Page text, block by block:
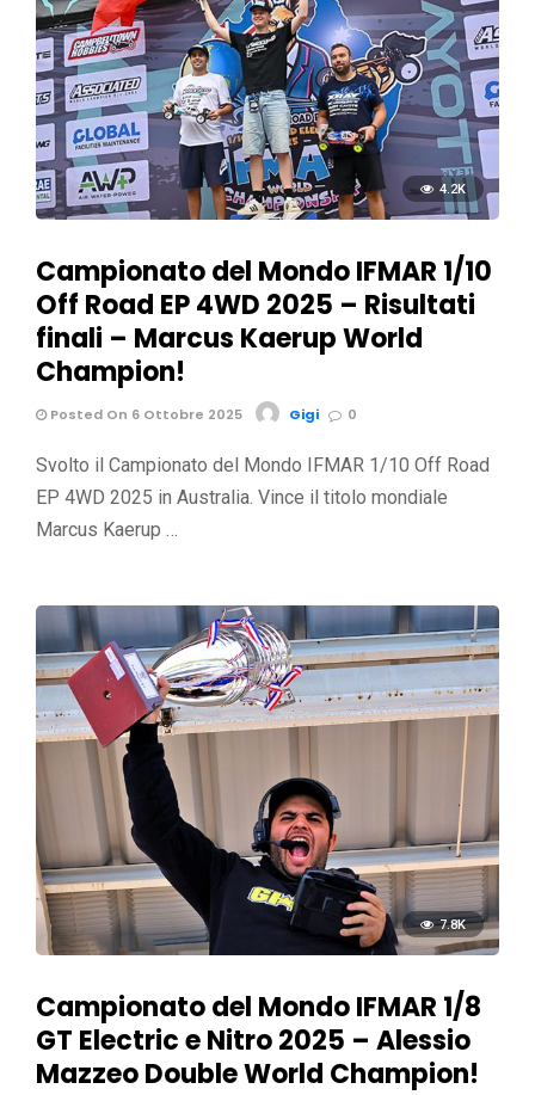
4.2K
Campionato del Mondo IFMAR 1/10
Off Road EP 4WD 2025 – Risultati
finali – Marcus Kaerup World
Champion!
Posted On 6 Ottobre 2025 Gigi 0
Svolto il Campionato del Mondo IFMAR 1/10 Off Road
EP 4WD 2025 in Australia. Vince il titolo mondiale
Marcus Kaerup …
7.8K
Campionato del Mondo IFMAR 1/8
GT Electric e Nitro 2025 – Alessio
Mazzeo Double World Champion!